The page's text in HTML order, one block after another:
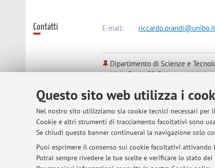
Questo sito web utilizza i
Nel nostro sito utilizziamo sia cookie tecnici necessari
Cookie e altri strumenti di tracciamento facoltativi sono
Se chiudi questo banner continuerai la navigazione solo
Puoi esprimere il consenso sui cookie facoltativi attivando
Potrai sempre rivedere le tue scelte e verificare lo stato
Contatti E-mail: riccardo.prandi@unibo.it
Dipartimento di Scienze e
Viale Fanin 50, Bologna -Vai alla
Risorse in rete ORCID
© 2026 - ALMA MATER STUDIORUM -